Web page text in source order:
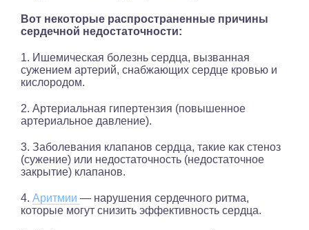
Вот некоторые распространенные причины
сердечной недостаточности:
1. Ишемическая болезнь сердца, вызванная
сужением артерий, снабжающих сердце кровью и
кислородом.
2. Артериальная гипертензия (повышенное
артериальное давление).
3. Заболевания клапанов сердца, такие как стеноз
(сужение) или недостаточность (недостаточное
закрытие) клапанов.
4. Аритмии — нарушения сердечного ритма,
которые могут снизить эффективность сердца.